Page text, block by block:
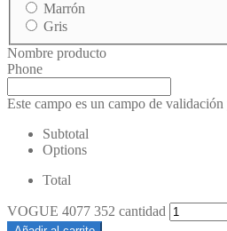
Marrón
Gris
Nombre producto
Phone
Este campo es un campo de
Subtotal
Options
Total
VOGUE 4077 352 cantidad